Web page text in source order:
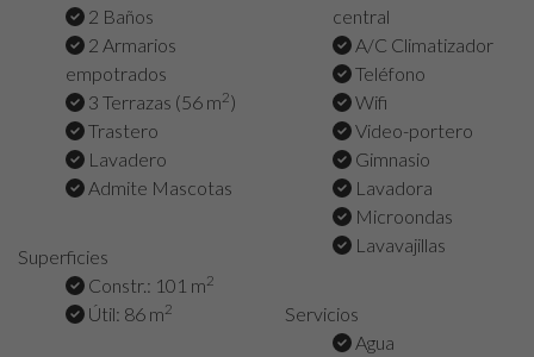
2 Baños
2 Armarios
empotrados
3 Terrazas (56 m2)
Trastero
Lavadero
Admite Mascotas
Superficies
Constr.: 101 m2
Útil: 86 m2
central
A/C Climatizador
Teléfono
Wifi
Video-portero
Gimnasio
Lavadora
Microondas
Lavavajillas
Servicios
Agua